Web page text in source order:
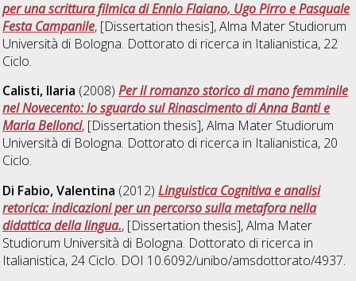
per una scrittura filmica di Ennio Flaiano, Ugo Pirro e Pasquale
Festa Campanile, [Dissertation thesis], Alma Mater Studiorum
Università di Bologna. Dottorato di ricerca in Italianistica, 22
Ciclo.
Calisti, Ilaria (2008)Per il romanzo storico di mano femminile
nel Novecento: lo sguardo sul Rinascimento di Anna Banti e
Maria Bellonci, [Dissertation thesis], Alma Mater Studiorum
Università di Bologna. Dottorato di ricerca in Italianistica, 20
Ciclo.
Di Fabio, Valentina (2012)Linguistica Cognitiva e analisi
retorica: indicazioni per un percorso sulla metafora nella
didattica della lingua., [Dissertation thesis], Alma Mater
Studiorum Università di Bologna. Dottorato di ricerca in
Italianistica, 24 Ciclo. DOI 10.6092/unibo/amsdottorato/4937.